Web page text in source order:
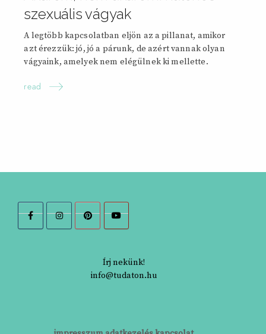
szexuálisvágyak
A legtöbb kapcsolatban eljön az a pillanat, amikor
azt érezzük: jó, jó a párunk, de azért vannak olyan
vágyaink, amelyek nem elégülnek ki mellette.
read
Írj nekünk!
info@tudaton.hu